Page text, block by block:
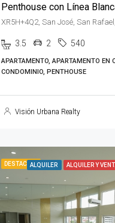
XR5H+4Q2, San José, San
3.5 2 540
APARTAMENTO, APARTAMENTO EN
CONDOMINIO, PENTHOUSE
Visión Urbana Realty
DESTACADAALQUILER ALQUILER Y